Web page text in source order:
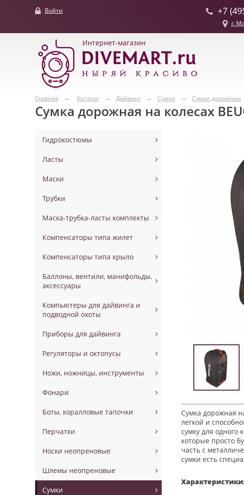
Войти +7
г.
Интернет-магазин
Главная Каталог Дайвинг Сумки Сумки дорожные
Сумка дорожная на колесах
Гидрокостюмы
Ласты
Маски
Трубки
Маска-трубка-ласты комплекты
Компенсаторы типа жилет
Компенсаторы типа крыло
Баллоны, вентили, манифольды,
аксессуары
Компьютеры для дайвинга и
подводной охоты
Приборы для дайвинга
Регуляторы и октопусы
Ножи, ножницы, инструменты
Фонари
Боты, коралловые тапочки
Перчатки
Носки неопреновые
Шлемы неопреновые
Сумки
Сумка дорожная
легкой и
сумку для одного
которые просто
часть с
сумки есть